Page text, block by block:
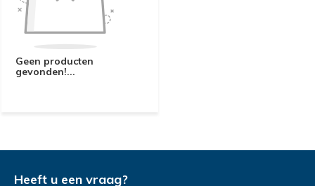
Geen producten
gevonden!...
Heeft u een vraag?